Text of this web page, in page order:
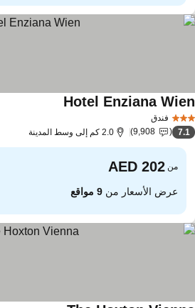
فندق
Hotel Enzianaمشاهدة الأسعار
7.1
9,908 2.0 كم إلى وسط المدينة
من
عرض الأسعار من9 مواقع